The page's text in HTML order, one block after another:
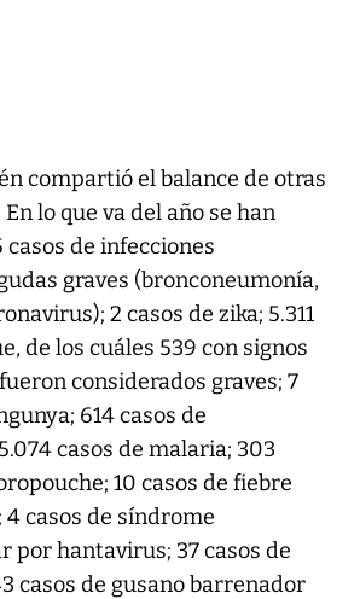
compartió el balance de otras
lo que va del año se han
casos de infecciones
graves (bronconeumonía,
2 casos de zika; 5.311
de los cuáles 539 con signos
considerados graves; 7
614 casos de
casos de malaria; 303
10 casos de fiebre
casos de síndrome
por hantavirus; 37 casos de
casos de gusano barrenador